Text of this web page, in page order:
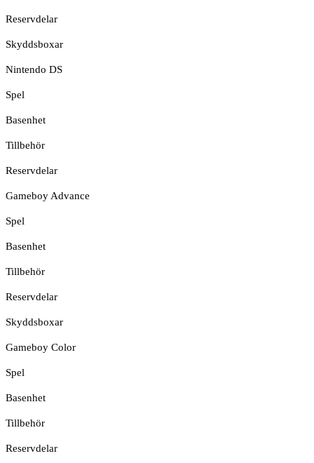
Reservdelar
Skyddsboxar
Nintendo DS
Spel
Basenhet
Tillbehör
Reservdelar
Gameboy Advance
Spel
Basenhet
Tillbehör
Reservdelar
Skyddsboxar
Gameboy Color
Spel
Basenhet
Tillbehör
Reservdelar